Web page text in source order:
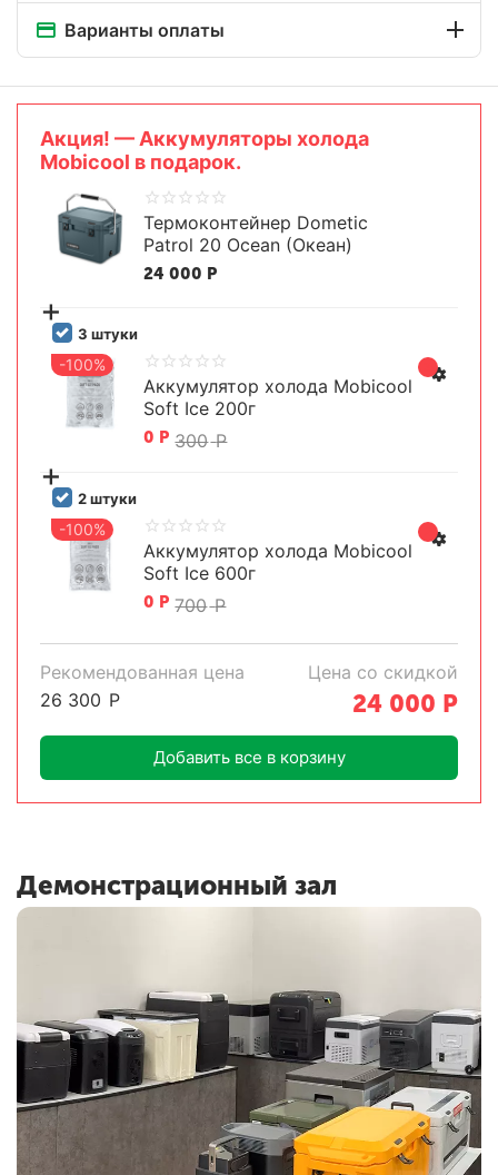
Варианты оплаты
Aкция! — Аккумуляторы холода
Mobicool в подарок.
Термоконтейнер Dometic
Patrol 20 Ocean (Океан)
24 000 Р
+
3 штуки
-100%
Аккумулятор холода Mobicool
Soft Ice 200г
3x
0 Р 300 Р
+
2 штуки
-100%
Аккумулятор холода Mobicool
Soft Ice 600г
2x
0 Р 700 Р
Рекомендованная цена
26 300 Р
Цена со скидкой
24 000 Р
Добавить все в корзину
Демонстрационный зал